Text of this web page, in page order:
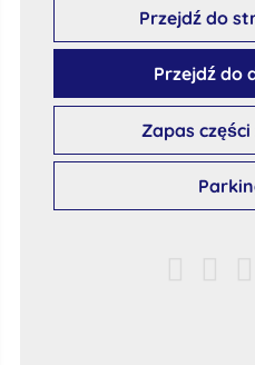
Przejdź do
Przejdź do
Zapas